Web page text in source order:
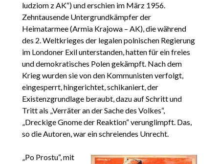
ludziom z AK“) und erschien im März 1956.
Zehntausende Untergrundkämpfer der
Heimatarmee (Armia Krajowa – AK), die während
des 2. Weltkrieges der legalen polnischen Regierung
im Londoner Exil unterstanden, hatten für ein freies
und demokratisches Polen gekämpft. Nach dem
Krieg wurden sie von den Kommunisten verfolgt,
eingesperrt, hingerichtet, schikaniert, der
Existenzgrundlage beraubt, dazu auf Schritt und
Tritt als „Verräter an der Sache des Volkes“,
„Dreckige Gnome der Reaktion“ verunglimpft. Das,
so die Autoren, war ein schreiendes Unrecht.
„Po Prostu“, mit